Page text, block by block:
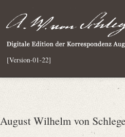
[Version-01-22]
August Wilhelm von